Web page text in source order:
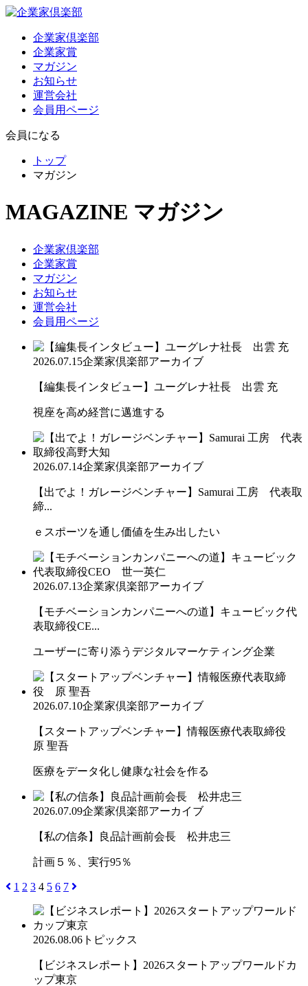
企業家倶楽部
企業家賞
マガジン
お知らせ
運営会社
会員用ページ
会員になる
トップ
マガジン
MAGAZINE マガジン
企業家倶楽部
企業家賞
マガジン
お知らせ
運営会社
会員用ページ
2026.07.15企業家倶楽部アーカイブ
【編集長インタビュー】ユーグレナ社長 出雲 充
視座を高め経営に邁進する
2026.07.14企業家倶楽部アーカイブ
【出でよ！ガレージベンチャー】Samurai 工房 代表取
締...
ｅスポーツを通し価値を生み出したい
2026.07.13企業家倶楽部アーカイブ
【モチベーションカンパニーへの道】キュービック代
表取締役CE...
ユーザーに寄り添うデジタルマーケティング企業
2026.07.10企業家倶楽部アーカイブ
【スタートアップベンチャー】情報医療代表取締役
原 聖吾
医療をデータ化し健康な社会を作る
2026.07.09企業家倶楽部アーカイブ
【私の信条】良品計画前会長 松井忠三
計画５％、実行95％
1 2 3 4 5 6 7
2026.08.06 トピックス
【ビジネスレポート】2026スタートアップワールドカ
ップ東京